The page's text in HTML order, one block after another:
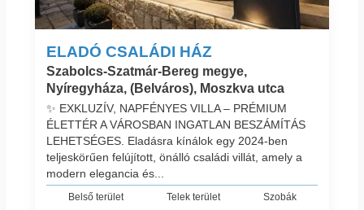
ELADÓ CSALÁDI HÁZ
Szabolcs-Szatmár-Bereg megye,
Nyíregyháza, (Belváros), Moszkva utca
✨ EXKLUZÍV, NAPFÉNYES VILLA – PRÉMIUM
ÉLETTÉR A VÁROSBAN INGATLAN BESZÁMÍTÁS
LEHETSÉGES. Eladásra kínálok egy 2024-ben
teljeskörűen felújított, önálló családi villát, amely a
modern elegancia és...
Belső terület Telek terület Szobák